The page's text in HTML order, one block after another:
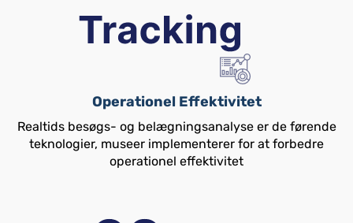
Operationel Effektivitet
Realtids besøgs- og belægningsanalyse er de førende
teknologier, museer implementerer for at forbedre
operationel effektivitet